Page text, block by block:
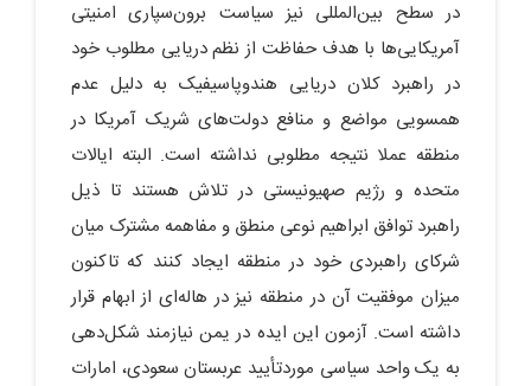
در سطح بین‌المللی نیز سیاست برون‌سپاری امنیتی
آمریکایی‌ها با هدف حفاظت از نظم دریایی مطلوب خود
در راهبرد کلان دریایی هندوپاسیفیک به دلیل عدم
همسویی مواضع و منافع دولت‌های شریک آمریکا در
منطقه عملا نتیجه مطلوبی نداشته است. البته ایالات
متحده و رژیم صهیونیستی در تلاش هستند تا ذیل
راهبرد توافق ابراهیم نوعی منطق و مفاهمه مشترک میان
شرکای راهبردی خود در منطقه ایجاد کنند که تاکنون
میزان موفقیت آن در منطقه نیز در هاله‌ای از ابهام قرار
داشته است. آزمون این ایده در یمن نیازمند شکل‌دهی
به یک واحد سیاسی موردتأیید عربستان سعودی، امارات